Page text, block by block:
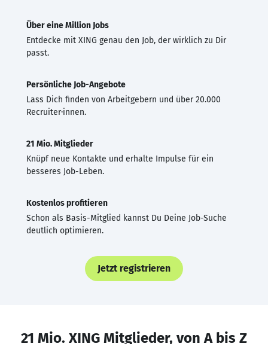
Über eine Million Jobs
Entdecke mit XING genau den Job, der wirklich zu Dir
passt.
Persönliche Job-Angebote
Lass Dich finden von Arbeitgebern und über 20.000
Recruiter·innen.
21 Mio. Mitglieder
Knüpf neue Kontakte und erhalte Impulse für ein
besseres Job-Leben.
Kostenlos profitieren
Schon als Basis-Mitglied kannst Du Deine Job-Suche
deutlich optimieren.
Jetzt registrieren
21 Mio. XING Mitglieder, von A bis Z